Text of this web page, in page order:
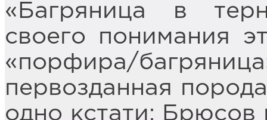
«Багряница в
своего понимания
«порфира/
первозданная
одно кстати: Брюсов